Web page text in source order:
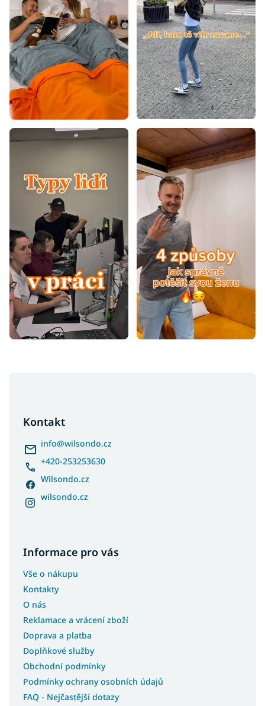
Kontakt
info@wilsondo.cz
+420-253253630
Wilsondo.cz
wilsondo.cz
Informace pro vás
Vše o nákupu
Kontakty
O nás
Reklamace a vrácení zboží
Doprava a platba
Doplňkové služby
Obchodní podmínky
Podmínky ochrany osobních údajů
FAQ - Nejčastější dotazy